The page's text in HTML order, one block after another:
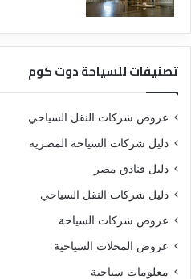
تصنيفات للسياحة دوت كوم
عروض شركات النقل السياحي
دليل شركات السياحة المصرية
دليل فنادق مصر
دليل شركات النقل السياحي
عروض شركات السياحة
عروض المحلات السياحية
معلومات سياحية